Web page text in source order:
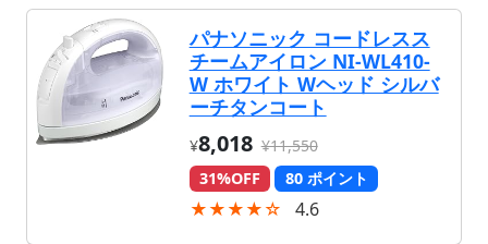
パナソニック コードレスス
チームアイロン NI-WL410-
W ホワイト Wヘッド シルバ
ーチタンコート
¥8,018 ¥11,550
31%OFF
80 ポイント
★★★★☆ 4.6